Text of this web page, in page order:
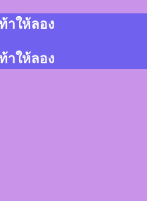
าให้ลอง
าให้ลอง